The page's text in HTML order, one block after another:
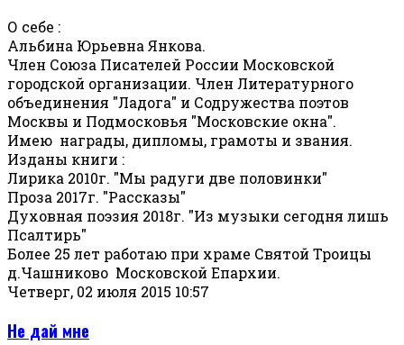
О себе :
Альбина Юрьевна Янкова.
Член Союза Писателей России Московской
городской организации. Член Литературного
объединения "Ладога" и Содружества поэтов
Москвы и Подмосковья "Московские окна".
Имею награды, дипломы, грамоты и звания.
Изданы книги :
Лирика 2010г. "Мы радуги две половинки"
Проза 2017г. "Рассказы"
Духовная поэзия 2018г. "Из музыки сегодня лишь
Псалтирь"
Более 25 лет работаю при храме Святой Троицы
д.Чашниково Московской Епархии.
Четверг, 02 июля 2015 10:57
Не дай мне